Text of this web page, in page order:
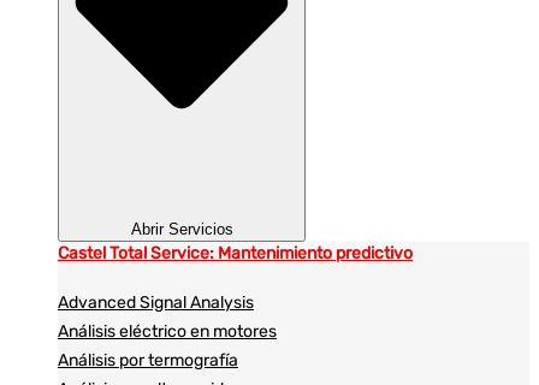
Abrir Servicios
Castel Total Service: Mantenimiento predictivo
Advanced Signal Analysis
Análisis eléctrico en motores
Análisis por termografía